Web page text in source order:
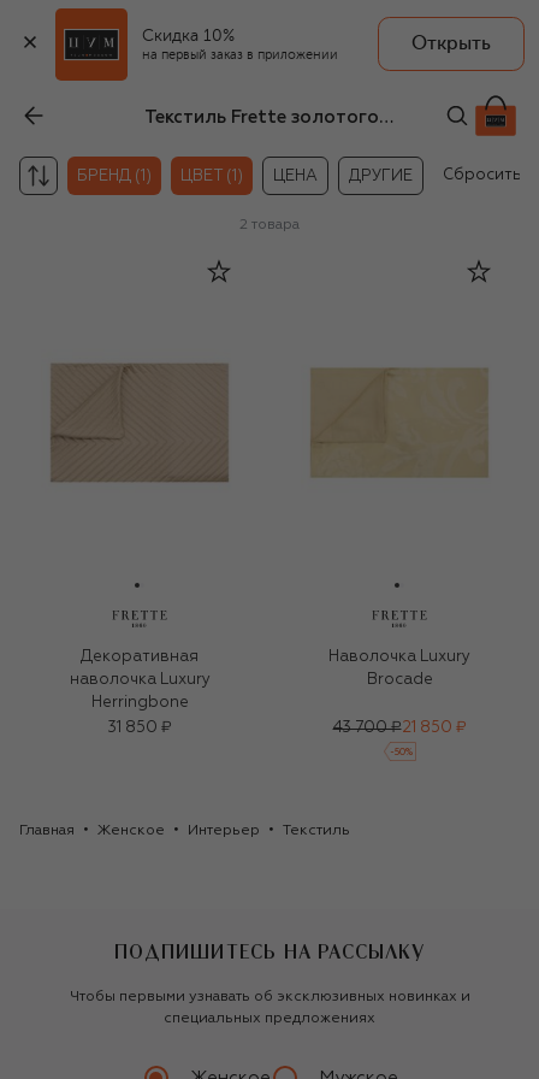
Скидка 10%
на первый заказ в приложении
Открыть
Текстиль Frette золотого цвета
БРЕНД (1) ЦВЕТ (1) ЦЕНА ДРУГИЕ Сбросить
2 товара
Декоративная
наволочка Luxury
Herringbone
31 850 ₽
Наволочка Luxury
Brocade
43 700 ₽21 850 ₽
-50%
Главная Женское Интерьер Текстиль
ПОДПИШИТЕСЬ НА РАССЫЛКУ
Чтобы первыми узнавать об эксклюзивных новинках и
специальных предложениях